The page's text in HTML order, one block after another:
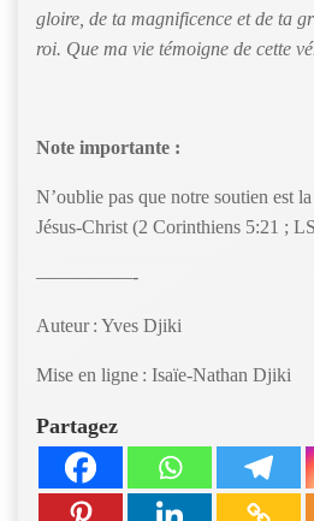
gloire, de ta magnificence et de ta
roi. Que ma vie témoigne de cette
Note importante :
N’oublie pas que notre soutien est
Jésus-Christ (2 Corinthiens 5:21 ;
—————-
Auteur : Yves Djiki
Mise en ligne : Isaïe-Nathan Djiki
Partagez